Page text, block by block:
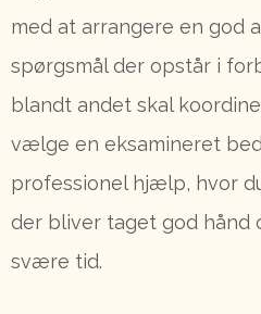
med at arrangere en god
spørgsmål der opstår i
blandt andet skal
vælge en eksamineret
professionel hjælp, hvor
der bliver taget god hånd
svære tid.